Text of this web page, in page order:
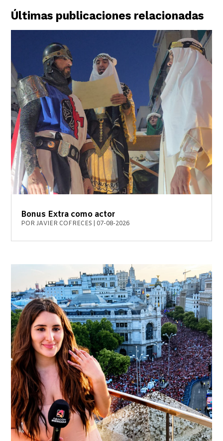
Últimas publicaciones relacionadas
Bonus Extra como actor
PORJAVIER COFRECES 07-08-2026